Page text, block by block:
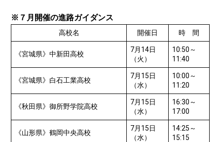
※７月開催の進路ガイダンス
高校名 開催日 時 間
《宮城県》中新田高校
7月14日
（火）
10:50～
11:40
《宮城県》白石工業高校
7月15日
（水）
10:00～
11:20
《秋田県》御所野学院高校
7月15日
（水）
16:30～
17:00
《山形県》鶴岡中央高校
7月15日
（水）
14:25～
15:15